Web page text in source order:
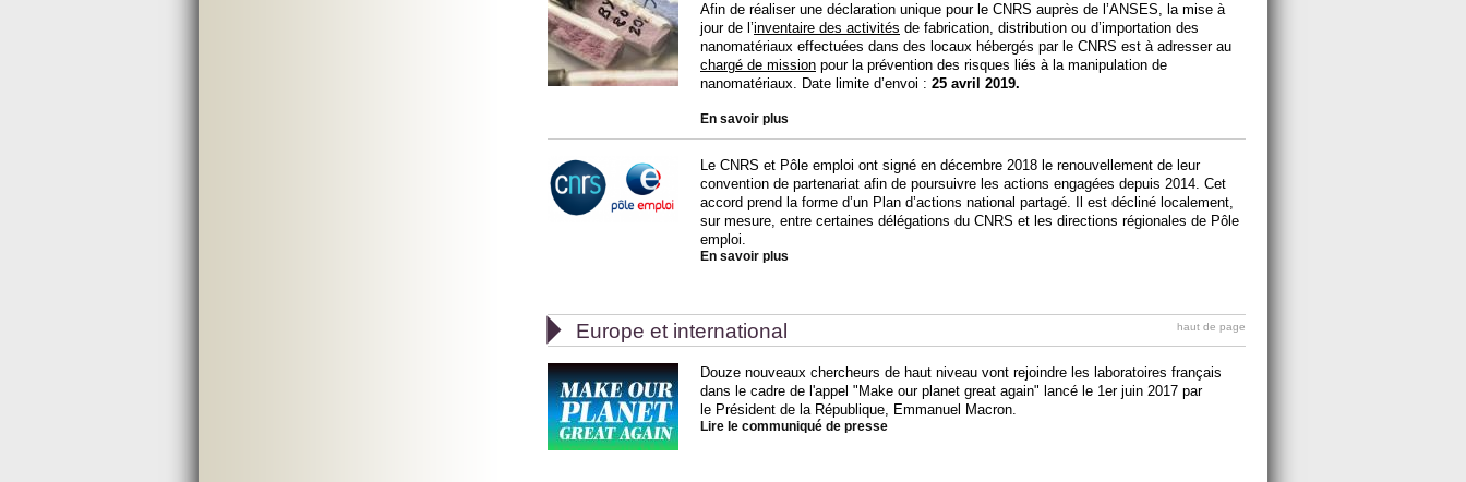
Afin de réaliser une déclaration unique pour le CNRS auprès de l’ANSES, la mise à
jour de l’inventaire des activités de fabrication, distribution ou d’importation des
nanomatériaux effectuées dans des locaux hébergés par le CNRS est à adresser au
chargé de mission pour la prévention des risques liés à la manipulation de
nanomatériaux. Date limite d’envoi : 25 avril 2019.
En savoir plus
Le CNRS et Pôle emploi ont signé en décembre 2018 le renouvellement de leur
convention de partenariat afin de poursuivre les actions engagées depuis 2014. Cet
accord prend la forme d’un Plan d’actions national partagé. Il est décliné localement,
sur mesure, entre certaines délégations du CNRS et les directions régionales de Pôle
emploi.
En savoir plus
 Europe et international haut de page
Douze nouveaux chercheurs de haut niveau vont rejoindre les laboratoires français
dans le cadre de l'appel "Make our planet great again" lancé le 1er juin 2017 par
le Président de la République, Emmanuel Macron.
Lire le communiqué de presse